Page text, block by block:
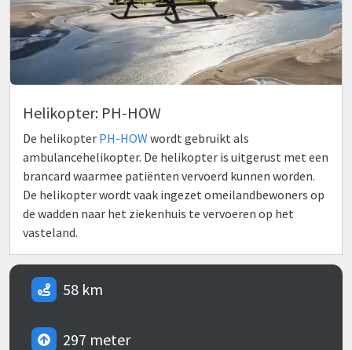
Helikopter: PH-HOW
De helikopter PH-HOW wordt gebruikt als
ambulancehelikopter. De helikopter is uitgerust met een
brancard waarmee patiënten vervoerd kunnen worden.
De helikopter wordt vaak ingezet omeilandbewoners op
de wadden naar het ziekenhuis te vervoeren op het
vasteland.
58 km
297 meter